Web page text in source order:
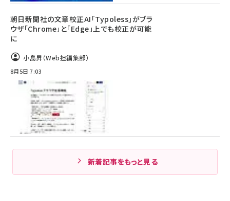
朝日新聞社の文章校正AI「Typoless」がブラ
ウザ「Chrome」と「Edge」上でも校正が可能
に
小島昇（Web担編集部）
8月5日 7:03
新着記事をもっと見る